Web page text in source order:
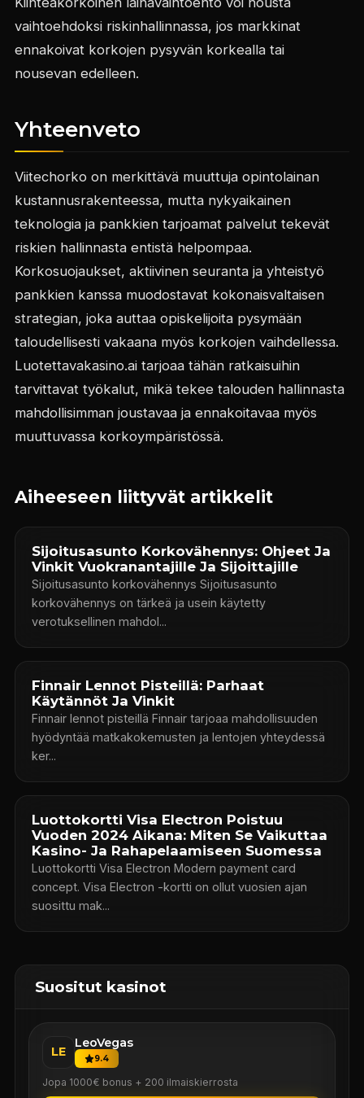
vaihtoehdoksi riskinhallinnassa, jos markkinat
ennakoivat korkojen pysyvän korkealla tai
nousevan edelleen.
Yhteenveto
Viitechorko on merkittävä muuttuja opintolainan
kustannusrakenteessa, mutta nykyaikainen
teknologia ja pankkien tarjoamat palvelut tekevät
riskien hallinnasta entistä helpompaa.
Korkosuojaukset, aktiivinen seuranta ja yhteistyö
pankkien kanssa muodostavat kokonaisvaltaisen
strategian, joka auttaa opiskelijoita pysymään
taloudellisesti vakaana myös korkojen vaihdellessa.
Luotettavakasino.ai tarjoaa tähän ratkaisuihin
tarvittavat työkalut, mikä tekee talouden hallinnasta
mahdollisimman joustavaa ja ennakoitavaa myös
muuttuvassa korkoympäristössä.
Aiheeseen liittyvät artikkelit
Sijoitusasunto Korkovähennys: Ohjeet Ja
Vinkit Vuokranantajille Ja Sijoittajille
Sijoitusasunto korkovähennys Sijoitusasunto
korkovähennys on tärkeä ja usein käytetty
verotuksellinen mahdol...
Finnair Lennot Pisteillä: Parhaat
Käytännöt Ja Vinkit
Finnair lennot pisteillä Finnair tarjoaa mahdollisuuden
hyödyntää matkakokemusten ja lentojen yhteydessä
ker...
Luottokortti Visa Electron Poistuu
Vuoden 2024 Aikana: Miten Se Vaikuttaa
Kasino- Ja Rahapelaamiseen Suomessa
Luottokortti Visa Electron Modern payment card
concept. Visa Electron -kortti on ollut vuosien ajan
suosittu mak...
Suositut kasinot
LE
LeoVegas
9.4
Jopa 1000€ bonus + 200 ilmaiskierrosta